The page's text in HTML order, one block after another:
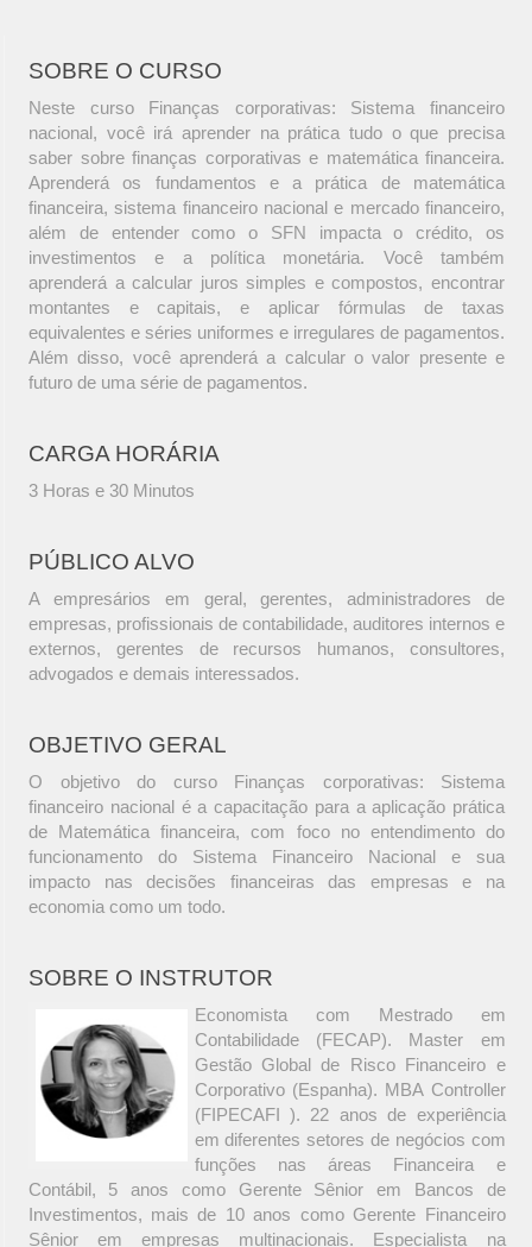
SOBRE O CURSO
Neste curso Finanças corporativas: Sistema financeiro
nacional, você irá aprender na prática tudo o que precisa
saber sobre finanças corporativas e matemática financeira.
Aprenderá os fundamentos e a prática de matemática
financeira, sistema financeiro nacional e mercado financeiro,
além de entender como o SFN impacta o crédito, os
investimentos e a política monetária. Você também
aprenderá a calcular juros simples e compostos, encontrar
montantes e capitais, e aplicar fórmulas de taxas
equivalentes e séries uniformes e irregulares de pagamentos.
Além disso, você aprenderá a calcular o valor presente e
futuro de uma série de pagamentos.
CARGA HORÁRIA
3 Horas e 30 Minutos
PÚBLICO ALVO
A empresários em geral, gerentes, administradores de
empresas, profissionais de contabilidade, auditores internos e
externos, gerentes de recursos humanos, consultores,
advogados e demais interessados.
OBJETIVO GERAL
O objetivo do curso Finanças corporativas: Sistema
financeiro nacional é a capacitação para a aplicação prática
de Matemática financeira, com foco no entendimento do
funcionamento do Sistema Financeiro Nacional e sua
impacto nas decisões financeiras das empresas e na
economia como um todo.
SOBRE O INSTRUTOR
Economista com Mestrado em
Contabilidade (FECAP). Master em
Gestão Global de Risco Financeiro e
Corporativo (Espanha). MBA Controller
(FIPECAFI ). 22 anos de experiência
em diferentes setores de negócios com
funções nas áreas Financeira e
Contábil, 5 anos como Gerente Sênior em Bancos de
Investimentos, mais de 10 anos como Gerente Financeiro
Sênior em empresas multinacionais. Especialista na